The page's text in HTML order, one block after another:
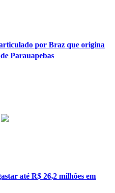
por Braz que origina
Parauapebas
até R$ 26,2 milhões em